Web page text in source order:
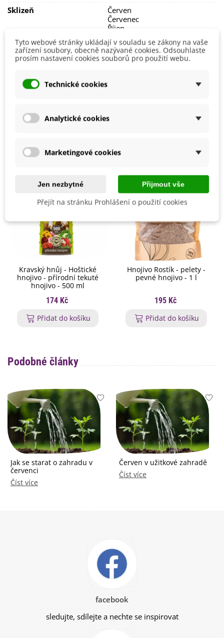
Polorané odrůdy jsou vhodné jak pro přímou konzumaci,
tak pro kratkodobější skladování.
Sklizeň
Červen
Červenec
Říjen
Srpen
Září
Ranost
Poloraná
Typ Sklizně
Mohlo by se také hodit
Kravský hnůj - Hoštické
hnojivo - přírodní tekuté
hnojivo - 500 ml
174 Kč
Přidat do košíku
Hnojivo Rostík - pelety -
pevné hnojivo - 1 l
195 Kč
Přidat do košíku
Podobné články
Jak se starat o zahradu v
červenci
Číst více
Červen v užitkové zahradě
Číst více
facebook
sledujte, sdílejte a nechte se inspirovat
Tyto webové stránky ukládají v souladu se zákony na vaše
zařízení soubory, obecně nazývané cookies. Odsouhlaste
prosím nastavení cookies souborů pro použití webu.
Technické cookies
Analytické cookies
Marketingové cookies
Jen nezbytné Přijmout vše
Přejít na stránku Prohlášení o použití cookies